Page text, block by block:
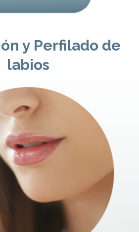
y Perfilado de
labios